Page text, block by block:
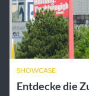
SHOWCASE
Entdecke die